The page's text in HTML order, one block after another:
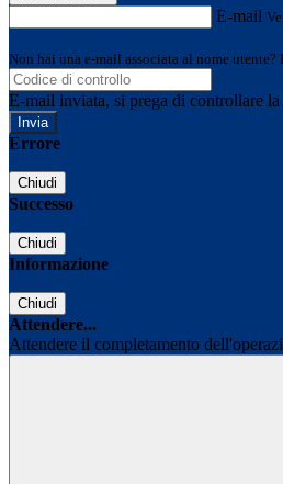
E-mail
Non hai una e-mail associata al nome
E-mail inviata, si prega di controllare
Errore
Chiudi
Successo
Chiudi
Informazione
Chiudi
Attendere...
Attendere il completamento